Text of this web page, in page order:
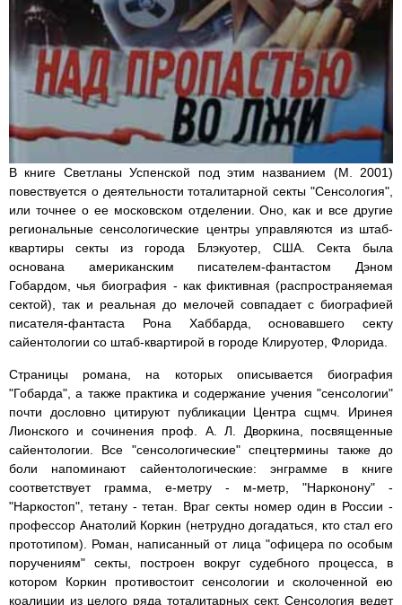
В книге Светланы Успенской под этим названием (М. 2001)
повествуется о деятельности тоталитарной секты "Сенсология",
или точнее о ее московском отделении. Оно, как и все другие
региональные сенсологические центры управляются из штаб-
квартиры секты из города Блэкуотер, США. Секта была
основана американским писателем-фантастом Дэном
Гобардом, чья биография - как фиктивная (распространяемая
сектой), так и реальная до мелочей совпадает с биографией
писателя-фантаста Рона Хаббарда, основавшего секту
сайентологии со штаб-квартирой в городе Клируотер, Флорида.
Страницы романа, на которых описывается биография
"Гобарда", а также практика и содержание учения "сенсологии"
почти дословно цитируют публикации Центра сщмч. Иринея
Лионского и сочинения проф. А. Л. Дворкина, посвященные
сайентологии. Все "сенсологические" спецтермины также до
боли напоминают сайентологические: энграмме в книге
соответствует грамма, е-метру - м-метр, "Нарконону" -
"Наркостоп", тетану - тетан. Враг секты номер один в России -
профессор Анатолий Коркин (нетрудно догадаться, кто стал его
прототипом). Роман, написанный от лица "офицера по особым
поручениям" секты, построен вокруг судебного процесса, в
котором Коркин противостоит сенсологии и сколоченной ею
коалиции из целого ряда тоталитарных сект. Сенсология ведет